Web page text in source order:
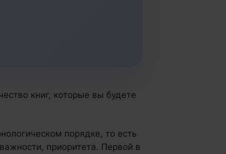
книг, которые вы будете
порядке, то есть
приоритета. Первой в